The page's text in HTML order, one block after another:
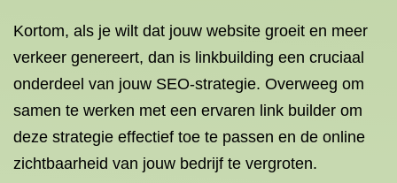
Kortom, als je wilt dat jouw website groeit en meer
verkeer genereert, dan is linkbuilding een cruciaal
onderdeel van jouw SEO-strategie. Overweeg om
samen te werken met een ervaren link builder om
deze strategie effectief toe te passen en de online
zichtbaarheid van jouw bedrijf te vergroten.